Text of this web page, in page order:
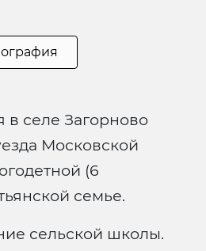
в селе Загорново
Московской
(6
семье.
сельской школы.